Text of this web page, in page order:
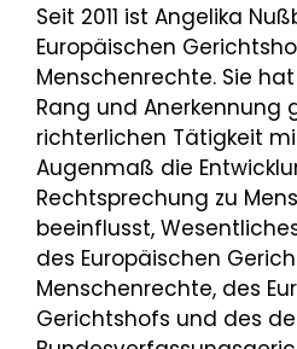
Seit 2011 ist Angelika
Europäischen
Menschenrechte. Sie
Rang und Anerkennung
richterlichen Tätigkeit
Augenmaß die
Rechtsprechung zu
beeinflusst,
des Europäischen
Menschenrechte, des
Gerichtshofs und des